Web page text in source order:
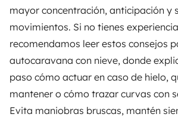
mayor concentración, anticipación y
movimientos. Si no tienes
recomendamos leer estos consejos
autocaravana con nieve, donde
paso cómo actuar en caso de hielo,
mantener o cómo trazar curvas con
Evita maniobras bruscas, mantén